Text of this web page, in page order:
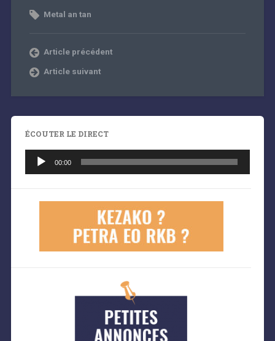
Metal an tan
Article précédent
Article suivant
ÉCOUTER LE DIRECT
audio
00:00